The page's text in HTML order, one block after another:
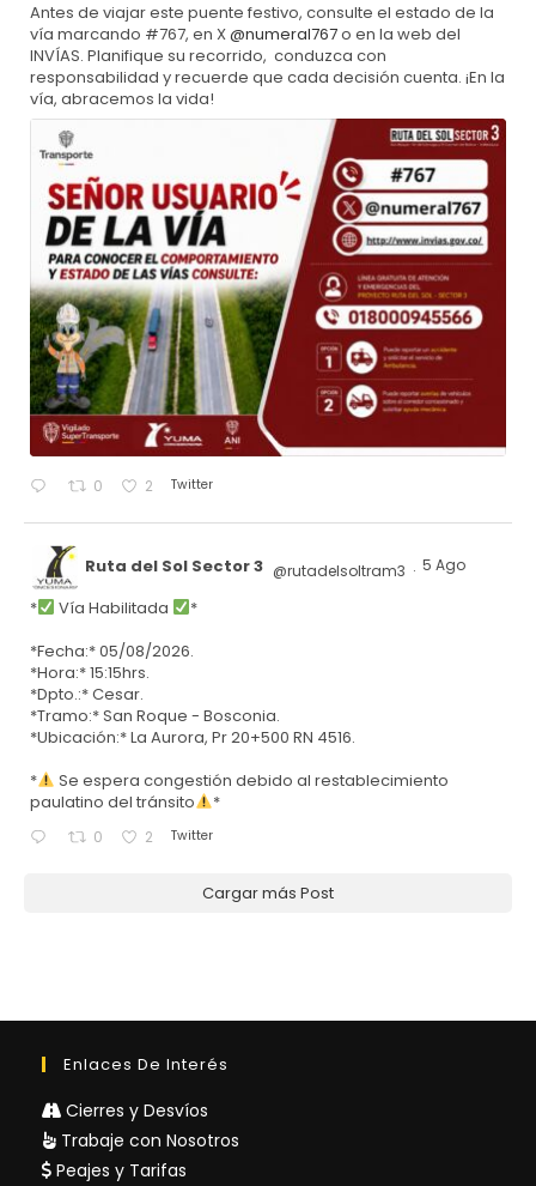
Antes de viajar este puente festivo, consulte el estado de la
vía marcando #767, en X@numeral767o en la web del
INVÍAS. Planifique su recorrido, conduzca con
responsabilidad y recuerde que cada decisión cuenta. ¡En la
vía, abracemos la vida!
0 2 Twitter
Ruta del Sol Sector 3 @rutadelsoltram3 · 5 Ago
* Vía Habilitada
*
*Fecha:* 05/08/2026.
*Hora:* 15:15hrs.
*Dpto.:* Cesar.
*Tramo:* San Roque - Bosconia.
*Ubicación:* La Aurora, Pr 20+500 RN 4516.
*
Se espera congestión debido al restablecimiento
paulatino del tránsito
*
0 2 Twitter
Cargar más Post
Enlaces De Interés
Cierres y Desvíos
Trabaje con Nosotros
Peajes y Tarifas